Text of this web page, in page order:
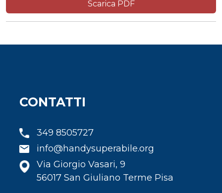
Scarica PDF
CONTATTI
349 8505727
info@handysuperabile.org
Via Giorgio Vasari, 9
56017 San Giuliano Terme Pisa